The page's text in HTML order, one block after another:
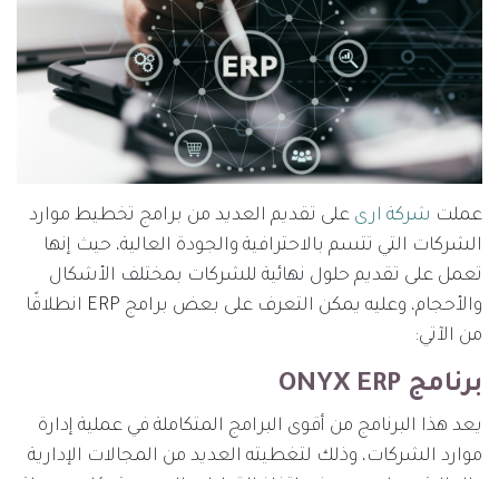
عملت شركة ارى على تقديم العديد من برامج تخطيط موارد
الشركات التي تتسم بالاحترافية والجودة العالية، حيث إنها
تعمل على تقديم حلول نهائية للشركات بمختلف الأشكال
والأحجام، وعليه يمكن التعرف على بعض برامج ERP انطلاقًا
من الآتي:
برنامج ONYX ERP
يعد هذا البرنامج من أقوى البرامج المتكاملة في عملية إدارة
موارد الشركات، وذلك لتغطيته العديد من المجالات الإدارية